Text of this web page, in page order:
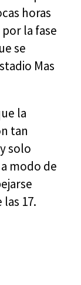
horas
la fase
se
Mas
la
tan
solo
modo de
17.